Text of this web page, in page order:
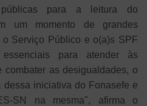
para a leitura do
um momento de grandes
Serviço Público e o(a)s SPF
para atender às
combater as desigualdades, o
dessa iniciativa do Fonasefe e
SN na mesma", afirma o